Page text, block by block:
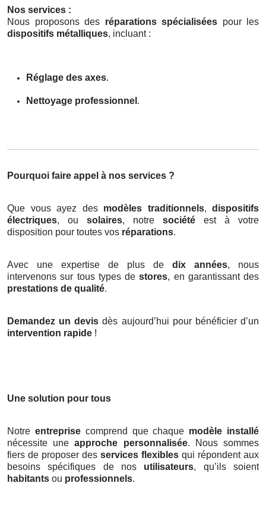
Nos services :
Nous proposons des réparations spécialisées pour les
dispositifs métalliques, incluant :
Réglage des axes.
Nettoyage professionnel .
Pourquoi faire appel à nos services ?
Que vous ayez des modèles traditionnels, dispositifs
électriques, ou solaires, notre société est à votre
disposition pour toutes vos réparations.
Avec une expertise de plus de dix années, nous
intervenons sur tous types destores, en garantissant des
prestations de qualité.
Demandez un devis dès aujourd’hui pour bénéficier d’un
intervention rapide !
Une solution pour tous
Notre entreprisecomprend que chaque modèle installé
nécessite uneapproche personnalisée. Nous sommes
fiers de proposer des services flexibles qui répondent aux
besoins spécifiques de nos utilisateurs, qu’ils soient
habitants ou professionnels.